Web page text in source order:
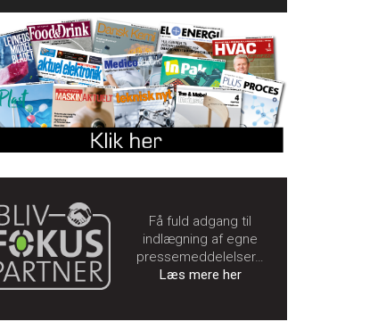
Få fuld adgang til
indlægning af egne
pressemeddelelser…
Læs mere her